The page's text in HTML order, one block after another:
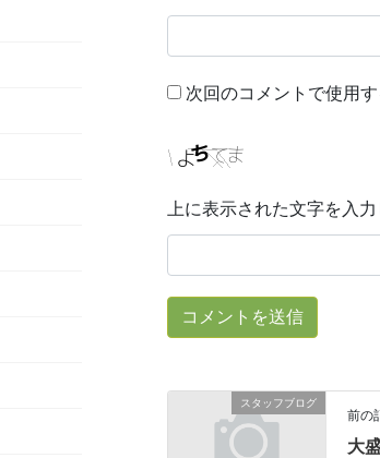
次回のコメントで使用
上に表示された文字を入力
スタッフブログ
前の
大